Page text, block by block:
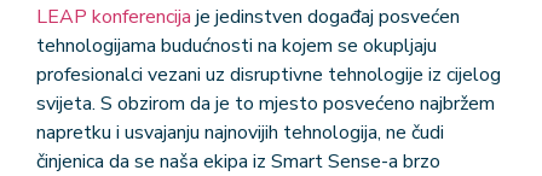
LEAP konferencija je jedinstven događaj posvećen
tehnologijama budućnosti na kojem se okupljaju
profesionalci vezani uz disruptivne tehnologije iz cijelog
svijeta. S obzirom da je to mjesto posvećeno najbržem
napretku i usvajanju najnovijih tehnologija, ne čudi
činjenica da se naša ekipa iz Smart Sense-a brzo